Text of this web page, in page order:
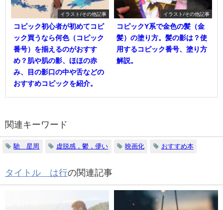
イラスト/その他記事
コピック初心者が初めてコピ
ック買うなら何色（コピック
番号）を揃えるのがおすす
め？肌や肌の影、ほほの赤
み、目の影口の中や舌などの
おすすめコピックを紹介。
イラスト/その他記事
コピックY系で金色の髪（金
髪）の塗り方。髪の影は？使
用するコピック番号、塗り方
解説。
関連キーワード
馳 星周 虚脱感，鬱，儚い 映画化 おすすめ本
タイトル は行の関連記事